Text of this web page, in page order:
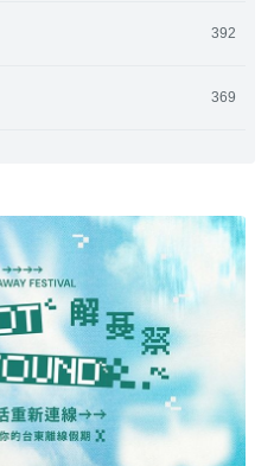
392
369